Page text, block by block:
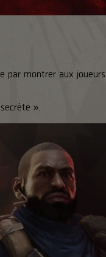
par montrer aux
».